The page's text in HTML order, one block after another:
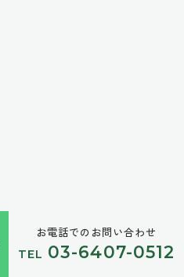
お電話でのお問い合わせ
03-6407-0512